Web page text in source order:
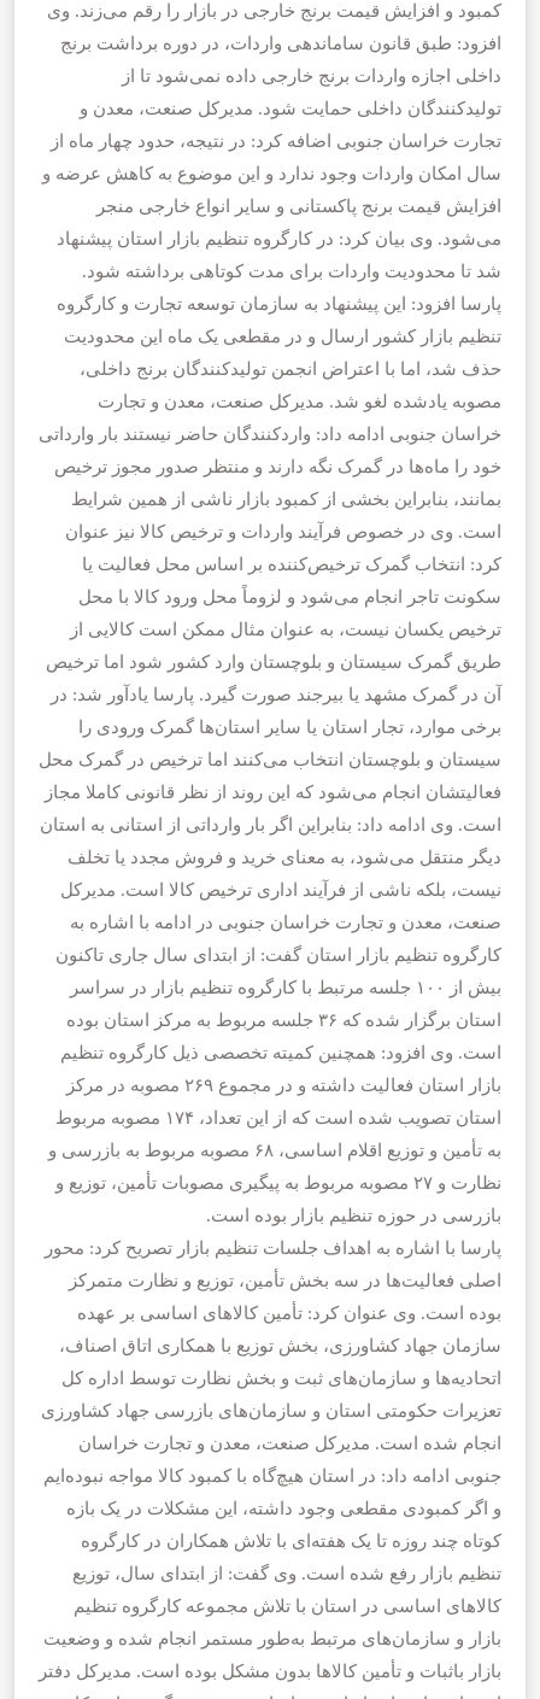
کمبود و افزایش قیمت برنج خارجی در بازار را رقم می‌زند. وی
افزود: طبق قانون ساماندهی واردات، در دوره برداشت برنج
داخلی اجازه واردات برنج خارجی داده نمی‌شود تا از
تولیدکنندگان داخلی حمایت شود. مدیرکل صنعت، معدن و
تجارت خراسان جنوبی اضافه کرد: در نتیجه، حدود چهار ماه از
سال امکان واردات وجود ندارد و این موضوع به کاهش عرضه و
افزایش قیمت برنج پاکستانی و سایر انواع خارجی منجر
می‌شود. وی بیان کرد: در کارگروه تنظیم بازار استان پیشنهاد
شد تا محدودیت واردات برای مدت کوتاهی برداشته شود.
پارسا افزود: این پیشنهاد به سازمان توسعه تجارت و کارگروه
تنظیم بازار کشور ارسال و در مقطعی یک ماه این محدودیت
حذف شد، اما با اعتراض انجمن تولیدکنندگان برنج داخلی،
مصوبه یادشده لغو شد. مدیرکل صنعت، معدن و تجارت
خراسان جنوبی ادامه داد: واردکنندگان حاضر نیستند بار وارداتی
خود را ماه‌ها در گمرک نگه دارند و منتظر صدور مجوز ترخیص
بمانند، بنابراین بخشی از کمبود بازار ناشی از همین شرایط
است. وی در خصوص فرآیند واردات و ترخیص کالا نیز عنوان
کرد: انتخاب گمرک ترخیص‌کننده بر اساس محل فعالیت یا
سکونت تاجر انجام می‌شود و لزوماً محل ورود کالا با محل
ترخیص یکسان نیست، به عنوان مثال ممکن است کالایی از
طریق گمرک سیستان و بلوچستان وارد کشور شود اما ترخیص
آن در گمرک مشهد یا بیرجند صورت گیرد. پارسا یادآور شد: در
برخی موارد، تجار استان یا سایر استان‌ها گمرک ورودی را
سیستان و بلوچستان انتخاب می‌کنند اما ترخیص در گمرک محل
فعالیتشان انجام می‌شود که این روند از نظر قانونی کاملا مجاز
است. وی ادامه داد: بنابراین اگر بار وارداتی از استانی به استان
دیگر منتقل می‌شود، به معنای خرید و فروش مجدد یا تخلف
نیست، بلکه ناشی از فرآیند اداری ترخیص کالا است. مدیرکل
صنعت، معدن و تجارت خراسان جنوبی در ادامه با اشاره به
کارگروه تنظیم بازار استان گفت: از ابتدای سال جاری تاکنون
بیش از ۱۰۰ جلسه مرتبط با کارگروه تنظیم بازار در سراسر
استان برگزار شده که ۳۶ جلسه مربوط به مرکز استان بوده
است. وی افزود: همچنین کمیته تخصصی ذیل کارگروه تنظیم
بازار استان فعالیت داشته و در مجموع ۲۶۹ مصوبه در مرکز
استان تصویب شده است که از این تعداد، ۱۷۴ مصوبه مربوط
به تأمین و توزیع اقلام اساسی، ۶۸ مصوبه مربوط به بازرسی و
نظارت و ۲۷ مصوبه مربوط به پیگیری مصوبات تأمین، توزیع و
بازرسی در حوزه تنظیم بازار بوده است.
پارسا با اشاره به اهداف جلسات تنظیم بازار تصریح کرد: محور
اصلی فعالیت‌ها در سه بخش تأمین، توزیع و نظارت متمرکز
بوده است. وی عنوان کرد: تأمین کالاهای اساسی بر عهده
سازمان جهاد کشاورزی، بخش توزیع با همکاری اتاق اصناف،
اتحادیه‌ها و سازمان‌های ثبت و بخش نظارت توسط اداره کل
تعزیرات حکومتی استان و سازمان‌های بازرسی جهاد کشاورزی
انجام شده است. مدیرکل صنعت، معدن و تجارت خراسان
جنوبی ادامه داد: در استان هیچ‌گاه با کمبود کالا مواجه نبوده‌ایم
و اگر کمبودی مقطعی وجود داشته، این مشکلات در یک بازه
کوتاه چند روزه تا یک هفته‌ای با تلاش همکاران در کارگروه
تنظیم بازار رفع شده است. وی گفت: از ابتدای سال، توزیع
کالاهای اساسی در استان با تلاش مجموعه کارگروه تنظیم
بازار و سازمان‌های مرتبط به‌طور مستمر انجام شده و وضعیت
بازار باثبات و تأمین کالاها بدون مشکل بوده است. مدیرکل دفتر